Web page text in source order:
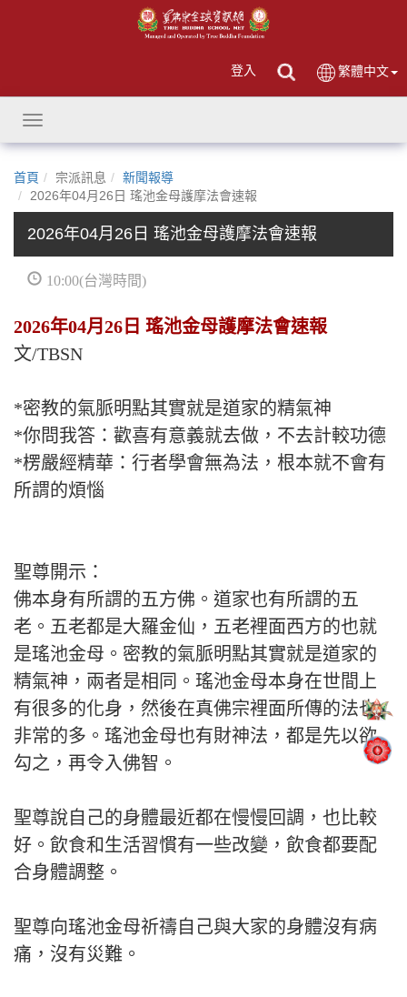
登入 繁體中文
Toggle
navigation
首頁 宗派訊息
新聞報導
2026年04月26日 瑤池金母護摩法會速報
2026年04月26日 瑤池金母護摩法會速報
10:00(台灣時間)
2026年04月26日 瑤池金母護摩法會速報
文/TBSN
*密教的氣脈明點其實就是道家的精氣神
*你問我答：歡喜有意義就去做，不去計較功德
*楞嚴經精華：行者學會無為法，根本就不會有
所謂的煩惱
聖尊開示：
佛本身有所謂的五方佛。道家也有所謂的五
老。五老都是大羅金仙，五老裡面西方的也就
是瑤池金母。密教的氣脈明點其實就是道家的
精氣神，兩者是相同。瑤池金母本身在世間上
有很多的化身，然後在真佛宗裡面所傳的法也
非常的多。瑤池金母也有財神法，都是先以欲
勾之，再令入佛智。
聖尊說自己的身體最近都在慢慢回調，也比較
好。飲食和生活習慣有一些改變，飲食都要配
合身體調整。
聖尊向瑤池金母祈禱自己與大家的身體沒有病
痛，沒有災難。